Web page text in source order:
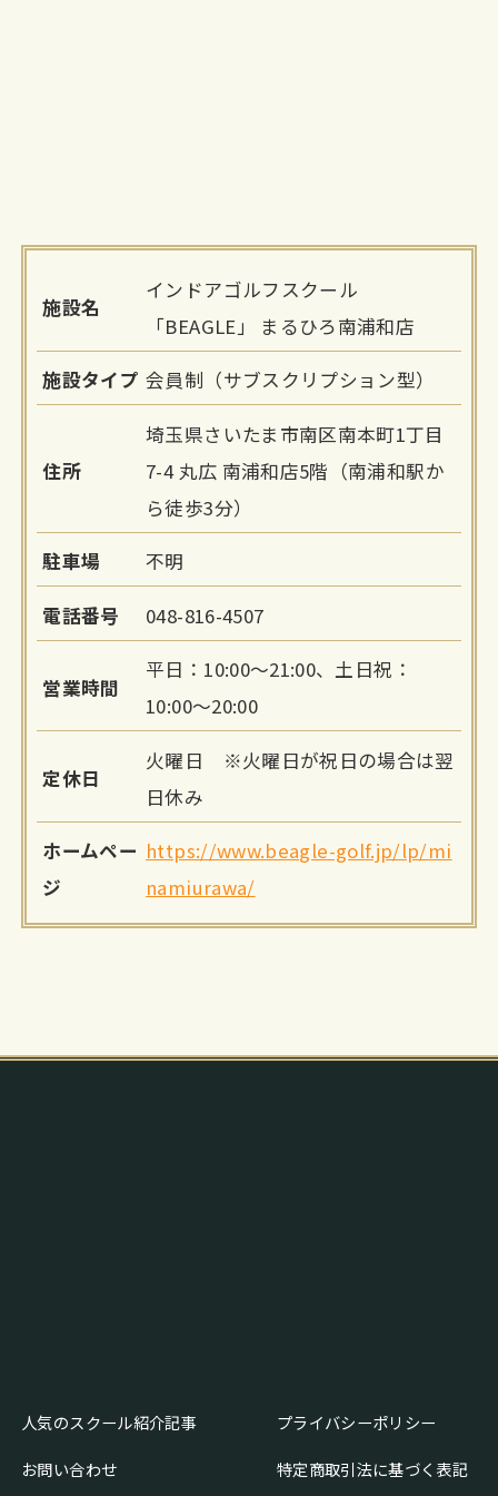
施設名
インドアゴルフスクール
「BEAGLE」 まるひろ南浦和店
施設タイプ 会員制（サブスクリプション型）
住所
埼玉県さいたま市南区南本町1丁目
7-4 丸広 南浦和店5階（南浦和駅か
ら徒歩3分）
駐車場 不明
電話番号 048-816-4507
営業時間
平日：10:00～21:00、土日祝：
10:00～20:00
定休日
火曜日 ※火曜日が祝日の場合は翌
日休み
ホームペー
ジ
https://www.beagle-golf.jp/lp/mi
namiurawa/
人気のスクール紹介記事
お問い合わせ
プライバシーポリシー
特定商取引法に基づく表記